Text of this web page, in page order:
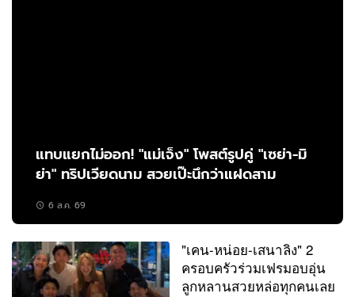
แทบแยกไม่ออก! "แม่เจ็ง" โพสต์รูปคู่ "เซย่า-มิ
ย่า" ทริปเวียดนาม สวยเป๊ะนึกว่าแฝดสาม
6 ส.ค. 69
"เคน-หน่อย-เสนาลิง" 2
ครอบครัวร่วมเฟรมอบอุ่น
ลูกหลานสวยหล่อทุกคนเลย